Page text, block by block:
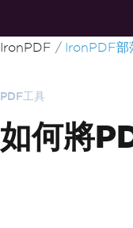
跳至頁尾內容
IronPDF IronPDF部
PDF工具
如何將